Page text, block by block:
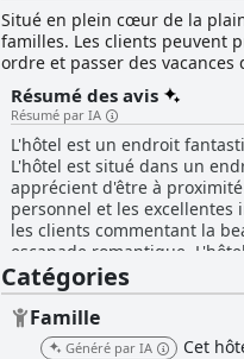
Situé en plein cœur de la
familles. Les clients peuvent
ordre et passer des vacances
Résumé des avis
Résumé par IA
L'hôtel est un endroit
L'hôtel est situé dans un
apprécient d'être à
personnel et les
les clients commentant la
escapade romantique.
santé respectés. Les
confortables. L'hôtel est un
spa a reçu des éloges de la
fait de ne pas être
Catégories
Famille
Généré par IA
Cet